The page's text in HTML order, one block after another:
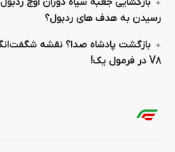
رسیدن به هدف های ردبول؟
بازگشت پادشاه صدا؟ نقشه
V۸ در فرمول یک!